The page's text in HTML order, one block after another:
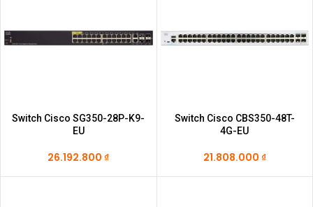
Switch Cisco SG350-28P-K9-
EU
26.192.800₫
Switch Cisco CBS350-48T-
4G-EU
21.808.000 ₫